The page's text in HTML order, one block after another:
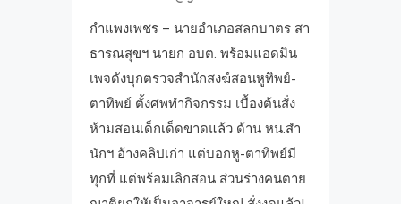
กำแพงเพชร – นายอำเภอสลกบาตร สา
ธารณสุขฯ นายก อบต. พร้อมแอดมิน
เพจดังบุกตรวจสำนักสงฆ์สอนหูทิพย์-
ตาทิพย์ ตั้งศพทำกิจกรรม เบื้องต้นสั่ง
ห้ามสอนเด็กเด็ดขาดแล้ว ด้าน หน.สำ
นักฯ อ้างคลิปเก่า แต่บอกหู-ตาทิพย์มี
ทุกที่ แต่พร้อมเลิกสอน ส่วนร่างคนตาย